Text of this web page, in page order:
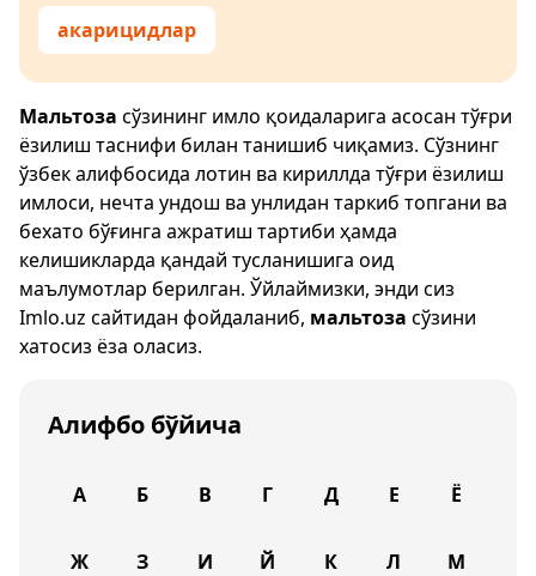
акарицидлар
Мальтоза сўзининг имло қоидаларига асосан тўғри
ёзилиш таснифи билан танишиб чиқамиз. Сўзнинг
ўзбек алифбосида лотин ва кириллда тўғри ёзилиш
имлоси, нечта ундош ва унлидан таркиб топгани ва
бехато бўғинга ажратиш тартиби ҳамда
келишикларда қандай тусланишига оид
маълумотлар берилган. Ўйлаймизки, энди сиз
Imlo.uz сайтидан фойдаланиб, мальтоза сўзини
хатосиз ёза оласиз.
Алифбо бўйича
А Б В Г Д Е Ё
Ж З И Й К Л М